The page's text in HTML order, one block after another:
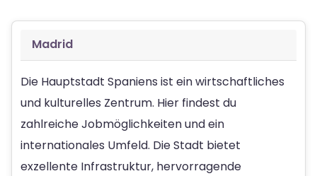
Madrid
Die Hauptstadt Spaniens ist ein wirtschaftliches
und kulturelles Zentrum. Hier findest du
zahlreiche Jobmöglichkeiten und ein
internationales Umfeld. Die Stadt bietet
exzellente Infrastruktur, hervorragende